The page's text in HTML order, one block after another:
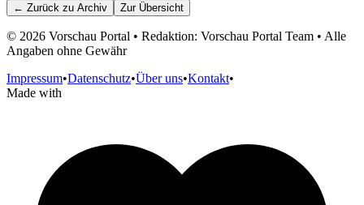
← Zurück zu Archiv Zur Übersicht
© 2026 Vorschau Portal • Redaktion: Vorschau Portal Team • Alle
Angaben ohne Gewähr
Impressum•Datenschutz•Über uns•Kontakt•
Made with